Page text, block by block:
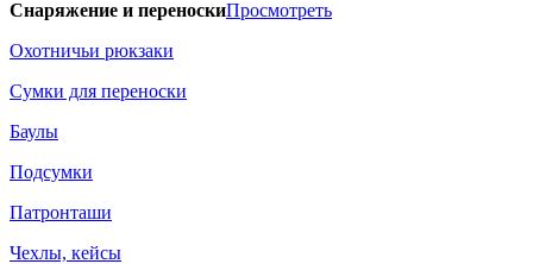
Снаряжение и переноскиПросмотреть
Охотничьи рюкзаки
Сумки для переноски
Баулы
Подсумки
Патронташи
Чехлы, кейсы